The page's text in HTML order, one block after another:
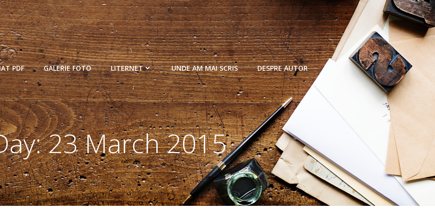
PDF GALERIE FOTO LITERNET UNDE AM MAI SCRIS DESPRE AUTOR
23 March 2015